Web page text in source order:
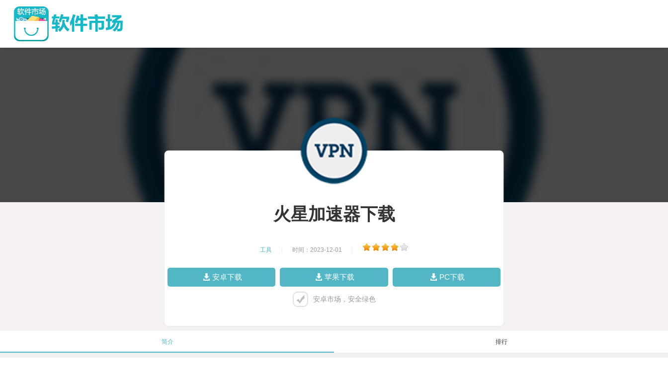
火星加速器下载
工具 时间：2023-12-01
安卓下载 苹果下载 PC下载
安卓市场，安全绿色
简介 排行